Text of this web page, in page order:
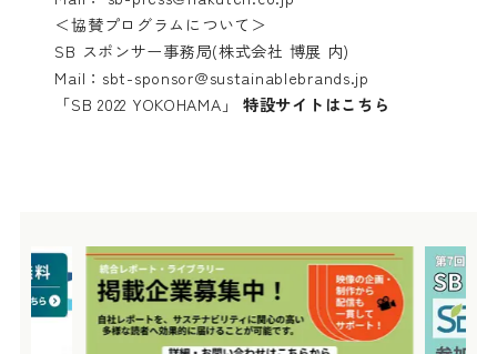
＜協賛プログラムについて＞
SB スポンサー事務局(株式会社 博展 内)
Mail： sbt-sponsor@sustainablebrands.jp
「SB 2022 YOKOHAMA」 特設サイトはこちら